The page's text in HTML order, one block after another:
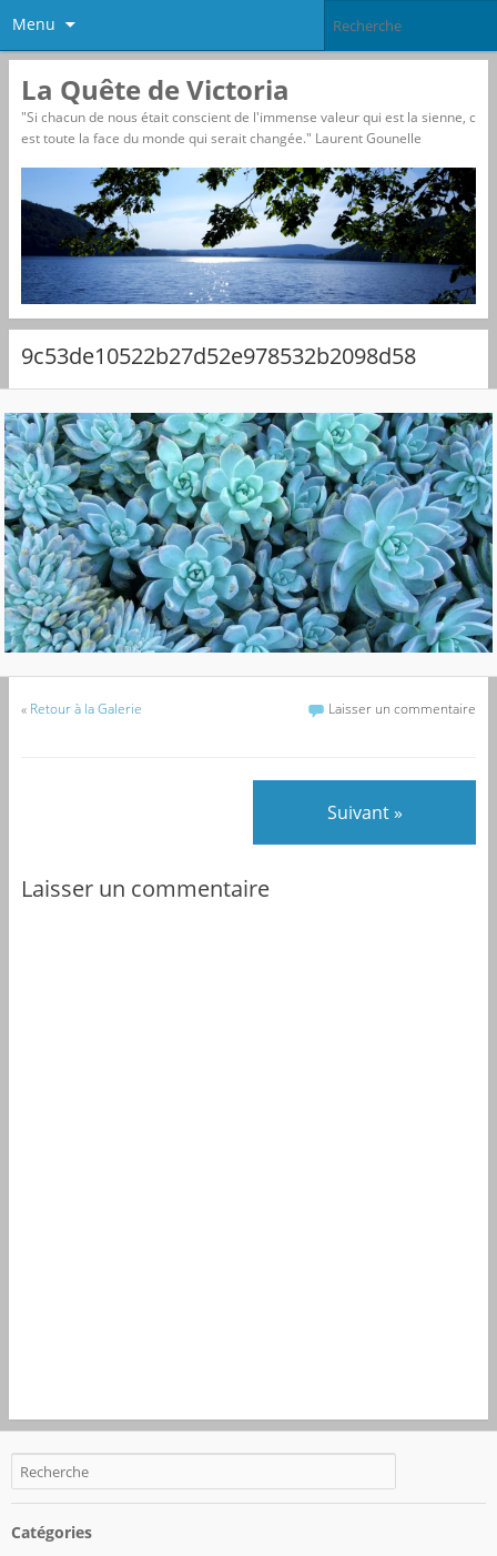
Menu
La Quête de Victoria
"Si chacun de nous était conscient de l'immense valeur qui est la sienne, c
est toute la face du monde qui serait changée." Laurent Gounelle
9c53de10522b27d52e978532b2098d58
« Retour à la Galerie Laisser un commentaire
Suivant »
Laisser un commentaire
Catégories